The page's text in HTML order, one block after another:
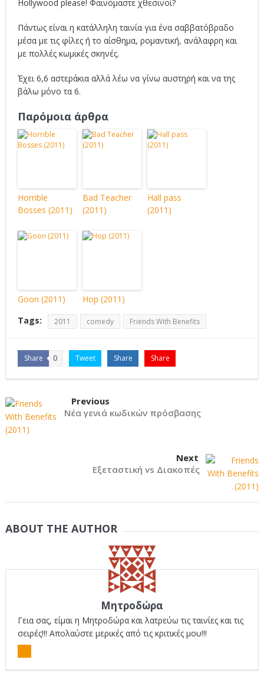
Hollywood please! Φαινόμαστε χθεσινοί?
Πάντως είναι η κατάλληλη ταινία για ένα σαββατόβραδο
μέσα με τις φίλες ή το αίσθημα, ρομαντική, ανάλαφρη και
με πολλές κωμικές σκηνές.
Έχει 6,6 αστεράκια αλλά λέω να γίνω αυστηρή και να της
βάλω μόνο τα 6.
Παρόμοια άρθρα
Horrible
Bosses (2011)
Bad Teacher
(2011)
Hall pass
(2011)
Goon (2011)
Hop (2011)
Tags:
2011 comedy Friends With Benefits
Share 0 Tweet Share Share
Previous
Νέα γενιά κωδικών πρόσβασης
Next
Εξεταστική vs Διακοπές
ABOUT THE AUTHOR
Μητροδώρα
Γεια σας, είμαι η Μητροδώρα και λατρεύω τις ταινίες και τις
σειρές!!! Απολαύστε μερικές από τις κριτικές μου!!!